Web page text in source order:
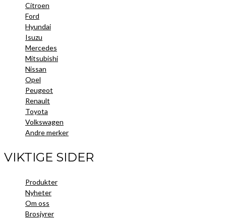
Citroen
Ford
Hyundai
Isuzu
Mercedes
Mitsubishi
Nissan
Opel
Peugeot
Renault
Toyota
Volkswagen
Andre merker
VIKTIGE SIDER
Produkter
Nyheter
Om oss
Brosjyrer